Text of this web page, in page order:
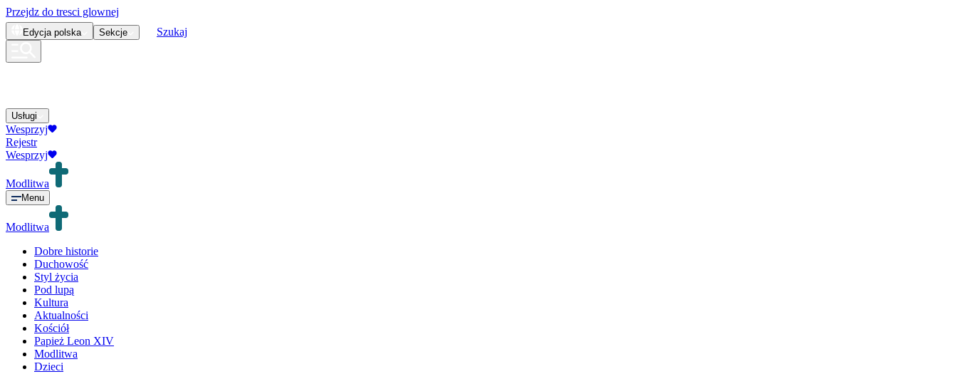
Przejdz do tresci glownej
Edycja polska Sekcje Szukaj
Usługi
Wesprzyj
Rejestr
Wesprzyj
Modlitwa
Menu
Modlitwa
Dobre historie
Duchowość
Styl życia
Pod lupą
Kultura
Aktualności
Kościół
Papież Leon XIV
Modlitwa
Dzieci